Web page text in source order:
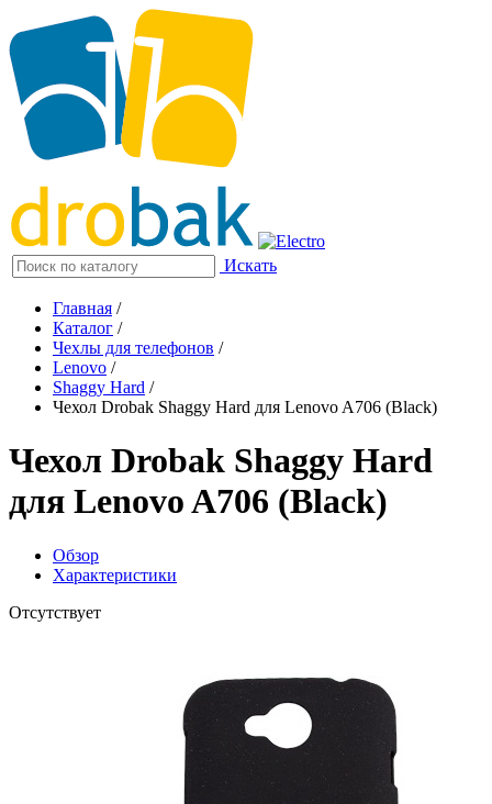
Искать
Главная /
Каталог /
Чехлы для телефонов /
Lenovo /
Shaggy Hard /
Чехол Drobak Shaggy Hard для Lenovo A706 (Black)
Чехол Drobak Shaggy Hard
для Lenovo A706 (Black)
Обзор
Характеристики
Отсутствует